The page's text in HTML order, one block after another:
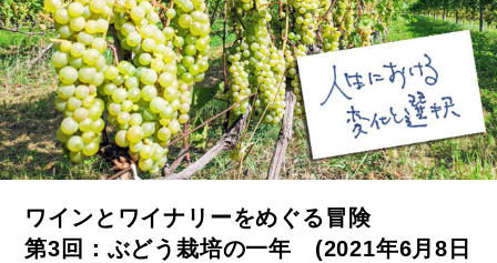
ワインとワイナリーをめぐる冒険
第3回：ぶどう栽培の一年 (2021年6月8日